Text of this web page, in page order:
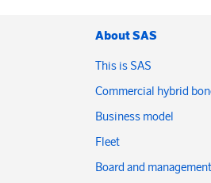
About SAS
This is SAS
Commercial hybrid
Business model
Fleet
Board and management